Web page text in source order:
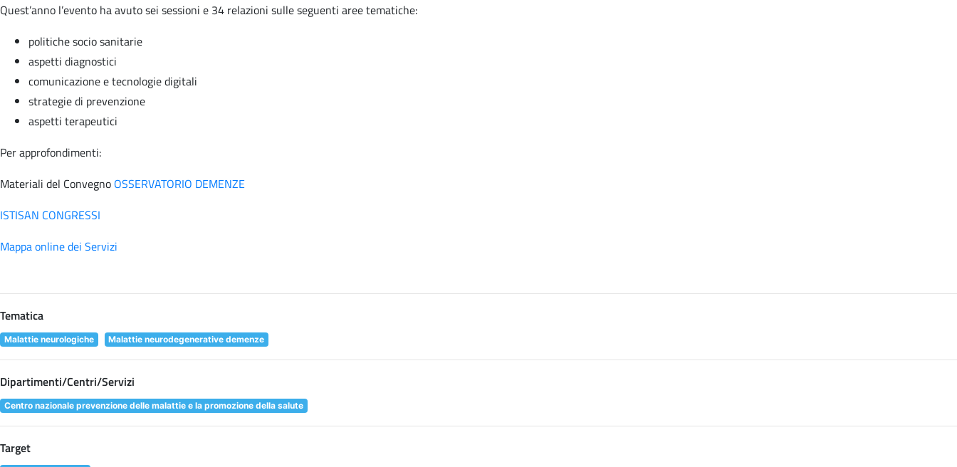
Quest’anno l’evento ha avuto sei sessioni e 34 relazioni sulle seguenti aree tematiche:
politiche socio sanitarie
aspetti diagnostici
comunicazione e tecnologie digitali
strategie di prevenzione
aspetti terapeutici
Per approfondimenti:
Materiali del Convegno OSSERVATORIO DEMENZE
ISTISAN CONGRESSI
Mappa online dei Servizi
Tematica
Malattie neurologiche Malattie neurodegenerative demenze
Dipartimenti/Centri/Servizi
Centro nazionale prevenzione delle malattie e la promozione della salute
Target